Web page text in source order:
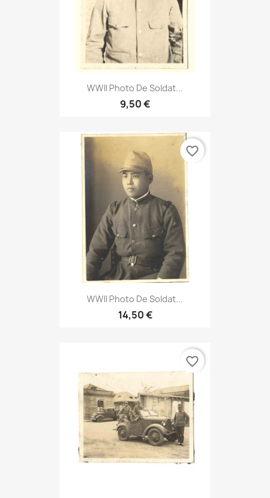
WWII Photo De Soldat...
9,50 €
WWII Photo De Soldat...
14,50 €
favorite_border
favorite_border